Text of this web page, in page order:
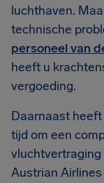
luchthaven.
technische
personeel van
heeft u
vergoeding.
Daarnaast
tijd om een
vluchtvertraging
Austrian